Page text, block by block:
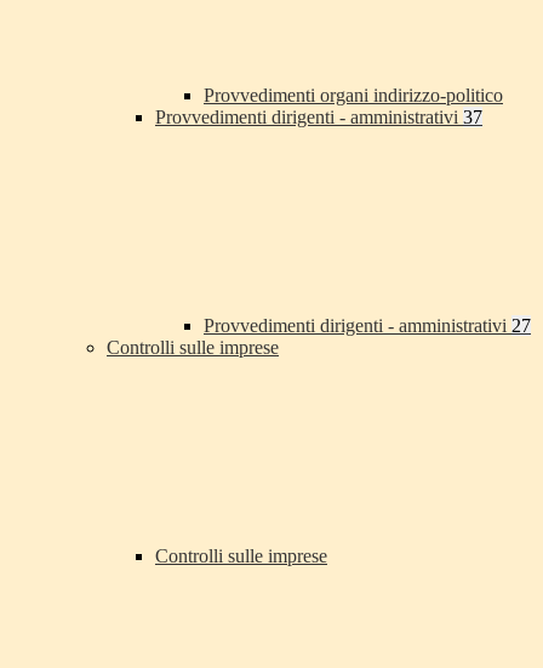
Provvedimenti organi indirizzo-politico
Provvedimenti dirigenti - amministrativi 37
Provvedimenti dirigenti - amministrativi 27
Controlli sulle imprese
Controlli sulle imprese